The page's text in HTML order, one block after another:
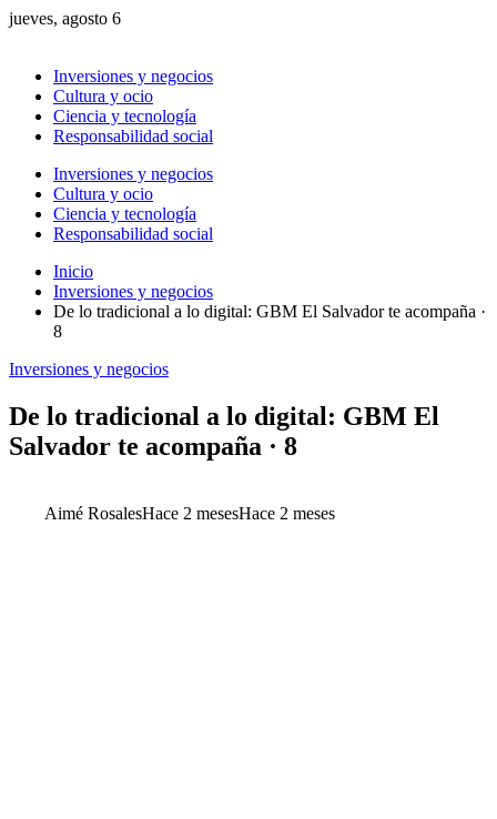
jueves, agosto 6
Inversiones y negocios
Cultura y ocio
Ciencia y tecnología
Responsabilidad social
Inversiones y negocios
Cultura y ocio
Ciencia y tecnología
Responsabilidad social
Inicio
Inversiones y negocios
De lo tradicional a lo digital: GBM El Salvador te acompaña ·
8
Inversiones y negocios
De lo tradicional a lo digital: GBM El
Salvador te acompaña · 8
Aimé RosalesHace 2 mesesHace 2 meses